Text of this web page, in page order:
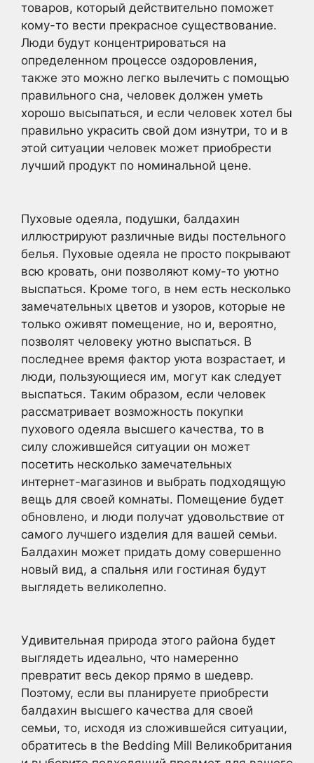
товаров, который действительно поможет
кому-то вести прекрасное существование.
Люди будут концентрироваться на
определенном процессе оздоровления,
также это можно легко вылечить с помощью
правильного сна, человек должен уметь
хорошо высыпаться, и если человек хотел бы
правильно украсить свой дом изнутри, то и в
этой ситуации человек может приобрести
лучший продукт по номинальной цене.
Пуховые одеяла, подушки, балдахин
иллюстрируют различные виды постельного
белья. Пуховые одеяла не просто покрывают
всю кровать, они позволяют кому-то уютно
выспаться. Кроме того, в нем есть несколько
замечательных цветов и узоров, которые не
только оживят помещение, но и, вероятно,
позволят человеку уютно выспаться. В
последнее время фактор уюта возрастает, и
люди, пользующиеся им, могут как следует
выспаться. Таким образом, если человек
рассматривает возможность покупки
пухового одеяла высшего качества, то в
силу сложившейся ситуации он может
посетить несколько замечательных
интернет-магазинов и выбрать подходящую
вещь для своей комнаты. Помещение будет
обновлено, и люди получат удовольствие от
самого лучшего изделия для вашей семьи.
Балдахин может придать дому совершенно
новый вид, а спальня или гостиная будут
выглядеть великолепно.
Удивительная природа этого района будет
выглядеть идеально, что намеренно
превратит весь декор прямо в шедевр.
Поэтому, если вы планируете приобрести
балдахин высшего качества для своей
семьи, то, исходя из сложившейся ситуации,
обратитесь в the Bedding Mill Великобритания